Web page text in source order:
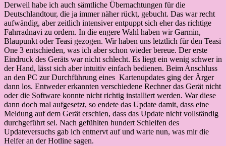
Derweil habe ich auch sämtliche Übernachtungen für die
Deutschlandtour, die ja immer näher rückt, gebucht. Das war recht
aufwändig, aber zeitlich intensiver entpuppt sich eher das richtige
Fahrradnavi zu ordern. In die engere Wahl haben wir Garmin,
Blaupunkt oder Teasi gezogen. Wir haben uns letztlich für den Teasi
One 3 entschieden, was ich aber schon wieder bereue. Der erste
Eindruck des Geräts war nicht schlecht. Es liegt ein wenig schwer in
der Hand, lässt sich aber intuitiv einfach bedienen. Beim Anschluss
an den PC zur Durchführung eines Kartenupdates ging der Ärger
dann los. Entweder erkannten verschiedene Rechner das Gerät nicht
oder die Software konnte nicht richtig installiert werden. War diese
dann doch mal aufgesetzt, so endete das Update damit, dass eine
Meldung auf dem Gerät erschien, dass das Update nicht vollständig
durchgeführt sei. Nach gefühlten hundert Schleifen des
Updateversuchs gab ich entnervt auf und warte nun, was mir die
Helfer an der Hotline sagen.